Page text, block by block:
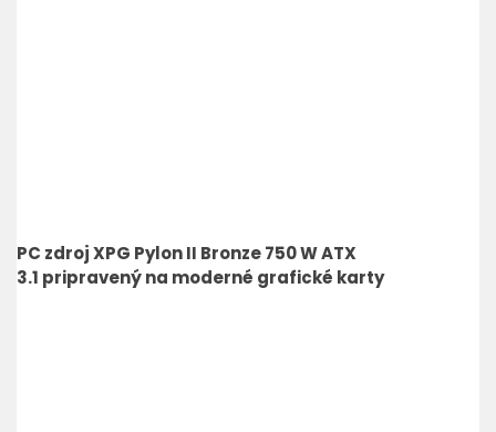
PC zdroj XPG Pylon II Bronze 750 W ATX
3.1 pripravený na moderné grafické karty